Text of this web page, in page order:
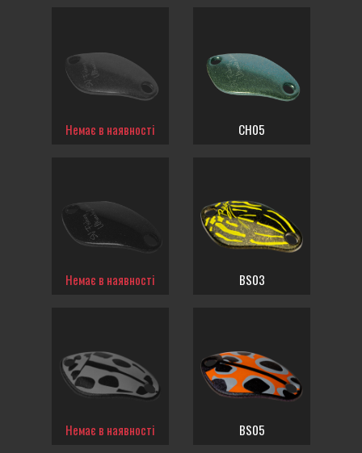
Немає в наявності CH05
Немає в наявності BS03
Немає в наявності BS05